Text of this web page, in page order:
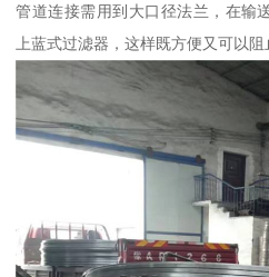
管道连接需用到大口径法兰，在输
上蓝式过滤器，这样既方便又可以